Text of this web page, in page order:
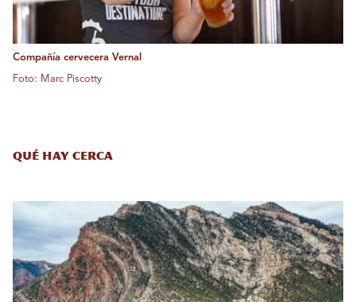
Compañía cervecera Vernal
Foto: Marc Piscotty
Qué hay cerca